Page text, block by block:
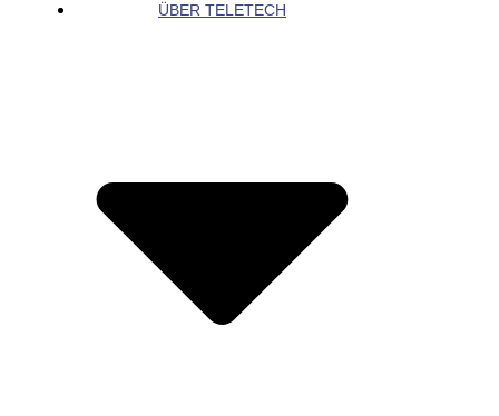
ÜBER TELETECH